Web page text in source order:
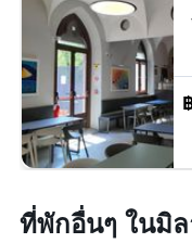
ที่พักอื่นๆ ในมิ